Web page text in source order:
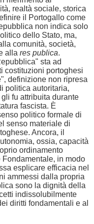
realtà sociale, storica
il Portogallo come
non indica solo
dello Stato, ma,
comunità, società,
alla res publica.
sta ad
costituzioni portoghesi
definizione non ripresa
politica autoritaria,
fu attribuita durante
fascista. È
politico formale di
senso materiale di
Ancora, il
ossia, capacità
ordinamento
in modo
esplicare efficacia nel
ammessi dalla propria
sono la dignità della
indissolubilmente
diritti fondamentali e al